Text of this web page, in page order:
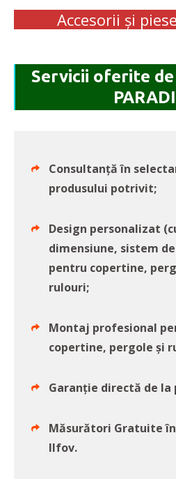
Accesorii și
Servicii oferite de
Consultanță în
produsului potrivit;
Design personalizat
dimensiune, sistem
pentru copertine,
rulouri;
Montaj profesional
copertine, pergole și
Garanție directă de la
Măsurători Gratuite
Ilfov.